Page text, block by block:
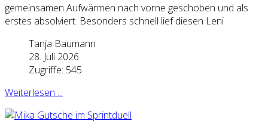
gemeinsamen Aufwärmen nach vorne geschoben und als
erstes absolviert. Besonders schnell lief diesen Leni
Tanja Baumann
28. Juli 2026
Zugriffe: 545
Weiterlesen ...